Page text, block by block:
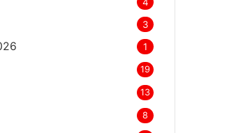
4
3
1
19
13
8